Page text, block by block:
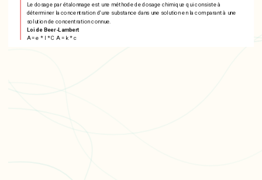
Le dosage par étalonnage est une méthode de dosage chimique qui consiste à
déterminer la concentration d'une substance dans une solution en la comparant à une
solution de concentration connue.
Loi de Beer-Lambert
A = e * l * C A = k * c